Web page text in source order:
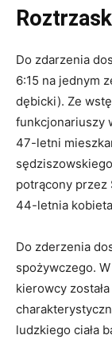
Do zdarzenia
6:15 na jednym
dębicki). Ze
funkcjonariuszy
47-letni
potrącony przez
44-letnia
Do zderzenia
spożywczego.
kierowcy
ludzkiego ciała